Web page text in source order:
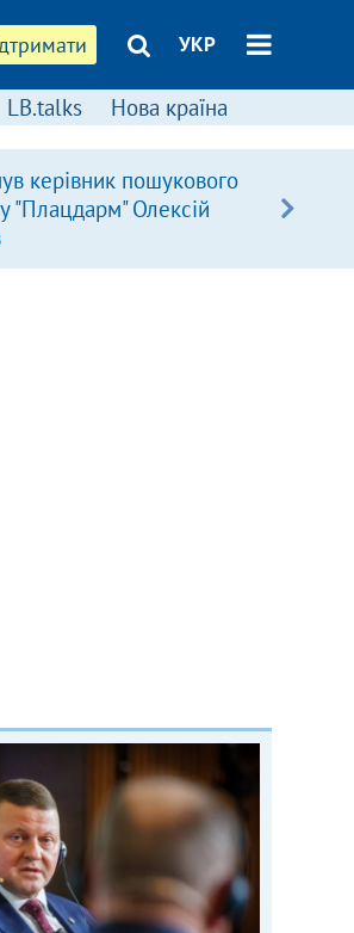
УКР
LB.talks Нова країна
керівник пошукового
"Плацдарм" Олексій